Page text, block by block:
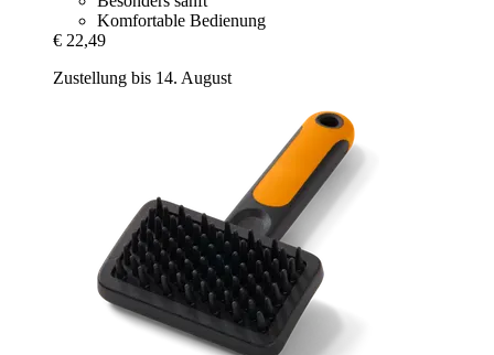
Komfortable Bedienung
€ 22,49
Zustellung bis 14. August